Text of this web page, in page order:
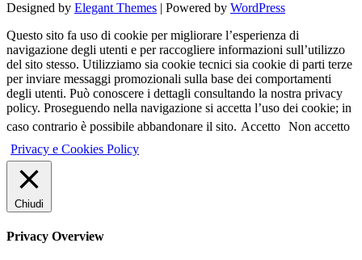
Designed by Elegant Themes | Powered by WordPress
Questo sito fa uso di cookie per migliorare l’esperienza di
navigazione degli utenti e per raccogliere informazioni sull’utilizzo
del sito stesso. Utilizziamo sia cookie tecnici sia cookie di parti terze
per inviare messaggi promozionali sulla base dei comportamenti
degli utenti. Può conoscere i dettagli consultando la nostra privacy
policy. Proseguendo nella navigazione si accetta l’uso dei cookie; in
caso contrario è possibile abbandonare il sito. Accetto Non accetto
Privacy e Cookies Policy
Chiudi
Privacy Overview